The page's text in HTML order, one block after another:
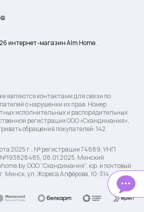
интернет-магазин Alm Home.
являются контактами для связи по
о нарушении их прав. Номер
исполнительных и распорядительных
регистрации ООО «Скандимания»,
обращения покупателей: 142.
2025 г., № регистрации 74689, УНП
08.01.2025, Минский
ООО “Скандимания”, юр. и почтовый
Минск, ул. Жореса Алфёрова, 10-314